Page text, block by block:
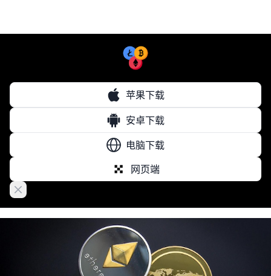
苹果下载
安卓下载
电脑下载
网页端
Close banner